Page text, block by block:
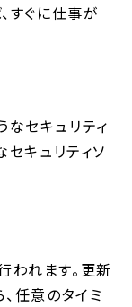
すぐに仕事が
セキュリティ
キュリティソ
れます。更新
任意のタイミ